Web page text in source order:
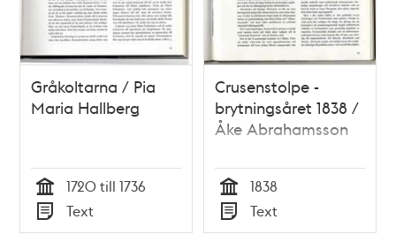
Gråkoltarna / Pia
Maria Hallberg
Tid
1720 till 1736
Typ
Text
Crusenstolpe -
brytningsåret 1838 /
Åke Abrahamsson
Tid
1838
Typ
Text